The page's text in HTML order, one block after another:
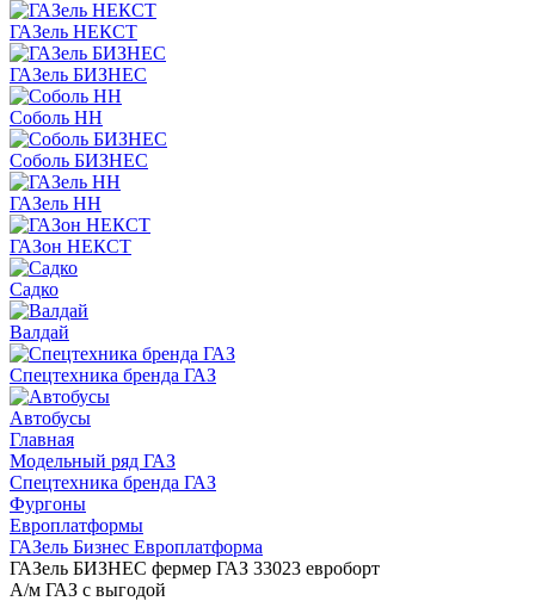
ГАЗель НЕКСТ
ГАЗель БИЗНЕС
Соболь НН
Соболь БИЗНЕС
ГАЗель НН
ГАЗон НЕКСТ
Садко
Валдай
Спецтехника бренда ГАЗ
Автобусы
Главная
Модельный ряд ГАЗ
Спецтехника бренда ГАЗ
Фургоны
Европлатформы
ГАЗель Бизнес Европлатформа
ГАЗель БИЗНЕС фермер ГАЗ 33023 евроборт
А/м ГАЗ с выгодой